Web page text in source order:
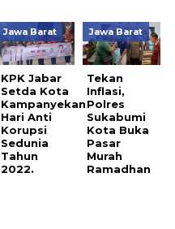
Jawa Barat
KPK Jabar
Setda Kota
Kampanyekan
Hari Anti
Korupsi
Sedunia
Tahun
2022.
Jawa Barat
Tekan
Inflasi,
Polres
Sukabumi
Kota Buka
Pasar
Murah
Ramadhan